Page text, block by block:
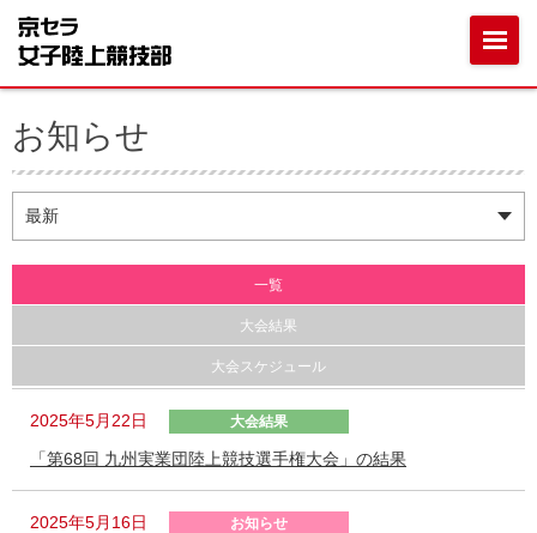
お知らせ
一覧
大会結果
大会スケジュール
2025年5月22日 大会結果
「第68回 九州実業団陸上競技選手権大会」の結果
2025年5月16日 お知らせ